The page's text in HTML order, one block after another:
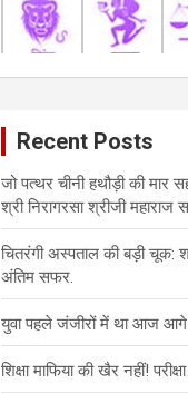
Recent Posts
जो पत्थर चीनी हथौड़ी की मार
श्री निरागरसा श्रीजी महाराज
चितरंगी अस्पताल की बड़ी चूक:
अंतिम सफर.
युवा पहले जंजीरों में था आज आगे
शिक्षा माफिया की खैर नहीं!